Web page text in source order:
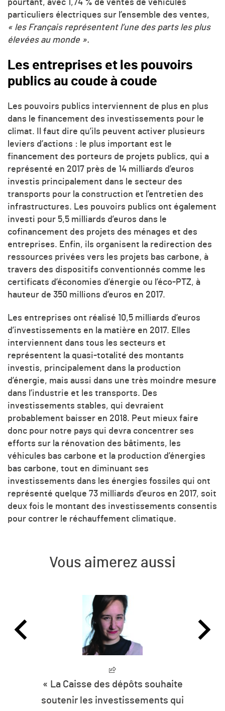
pourtant, avec 1,74 % de ventes de véhicules
particuliers électriques sur l’ensemble des ventes,
« les Français représentent l’une des parts les plus
élevées au monde ».
Les entreprises et les pouvoirs
publics au coude à coude
Les pouvoirs publics interviennent de plus en plus
dans le financement des investissements pour le
climat. Il faut dire qu’ils peuvent activer plusieurs
leviers d’actions : le plus important est le
financement des porteurs de projets publics, qui a
représenté en 2017 près de 14 milliards d’euros
investis principalement dans le secteur des
transports pour la construction et l’entretien des
infrastructures. Les pouvoirs publics ont également
investi pour 5,5 milliards d’euros dans le
cofinancement des projets des ménages et des
entreprises. Enfin, ils organisent la redirection des
ressources privées vers les projets bas carbone, à
travers des dispositifs conventionnés comme les
certificats d’économies d’énergie ou l’éco-PTZ, à
hauteur de 350 millions d’euros en 2017.
Les entreprises ont réalisé 10,5 milliards d’euros
d’investissements en la matière en 2017. Elles
interviennent dans tous les secteurs et
représentent la quasi-totalité des montants
investis, principalement dans la production
d’énergie, mais aussi dans une très moindre mesure
dans l’industrie et les transports. Des
investissements stables, qui devraient
probablement baisser en 2018. Peut mieux faire
donc pour notre pays qui devra concentrer ses
efforts sur la rénovation des bâtiments, les
véhicules bas carbone et la production d’énergies
bas carbone, tout en diminuant ses
investissements dans les énergies fossiles qui ont
représenté quelque 73 milliards d’euros en 2017, soit
deux fois le montant des investissements consentis
pour contrer le réchauffement climatique.
Vous aimerez aussi
« La Caisse des dépôts souhaite
soutenir les investissements qui